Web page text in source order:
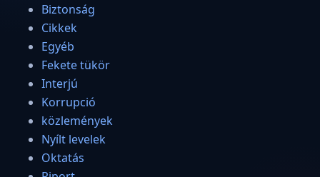
Biztonság
Cikkek
Egyéb
Fekete tükör
Interjú
Korrupció
közlemények
Nyílt levelek
Oktatás